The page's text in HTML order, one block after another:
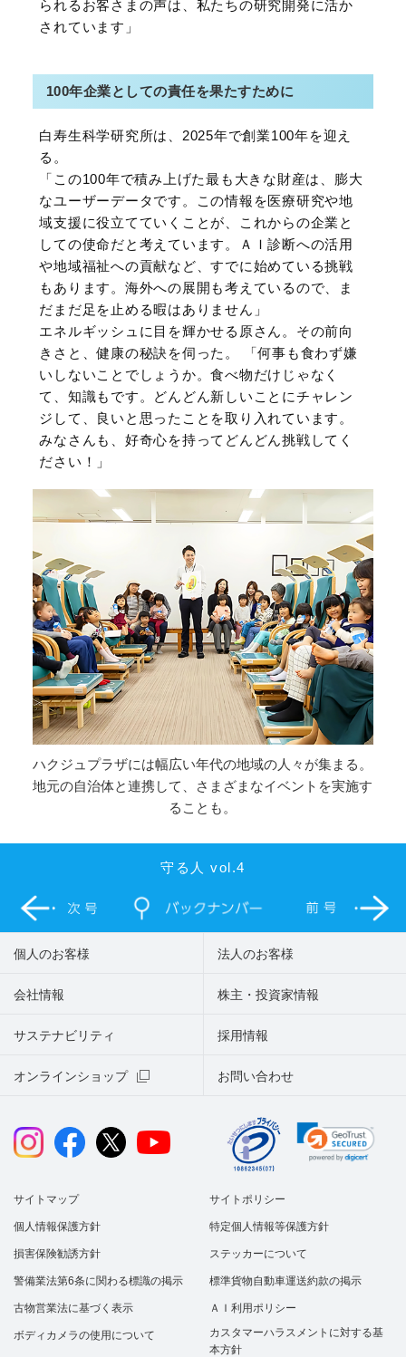
られるお客さまの声は、私たちの研究開発に活か
されています」
100年企業としての責任を果たすために
白寿生科学研究所は、2025年で創業100年を迎え
る。
「この100年で積み上げた最も大きな財産は、膨大
なユーザーデータです。この情報を医療研究や地
域支援に役立てていくことが、これからの企業と
しての使命だと考えています。ＡＩ診断への活用
や地域福祉への貢献など、すでに始めている挑戦
もあります。海外への展開も考えているので、ま
だまだ足を止める暇はありません」
エネルギッシュに目を輝かせる原さん。その前向
きさと、健康の秘訣を伺った。 「何事も食わず嫌
いしないことでしょうか。食べ物だけじゃなく
て、知識もです。どんどん新しいことにチャレン
ジして、良いと思ったことを取り入れています。
みなさんも、好奇心を持ってどんどん挑戦してく
ださい！」
ハクジュプラザには幅広い年代の地域の人々が集まる。
地元の自治体と連携して、さまざまなイベントを実施す
ることも。
守る人 vol.4
個人のお客様 法人のお客様
会社情報 株主・投資家情報
サステナビリティ
オンラインショップ お問い合わせ
採用情報
サイトマップ サイトポリシー
個人情報保護方針 特定個人情報等保護方針
損害保険勧誘方針 ステッカーについて
警備業法第6条に関わる標識の掲示 標準貨物自動車運送約款の掲示
古物営業法に基づく表示 ＡＩ利用ポリシー
ボディカメラの使用について
カスタマーハラスメントに対する基
本方針